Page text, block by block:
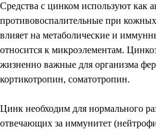
Средства с цинком используют как
противовоспалительные при
влияет на метаболические и
относится к микроэлементам.
жизненно важные для организма
кортикотропин, соматотропин.
Цинк необходим для нормального
отвечающих за иммунитет